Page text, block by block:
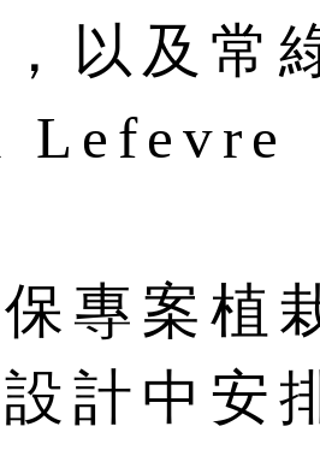
以及常
Lefevre
專案植
計中安